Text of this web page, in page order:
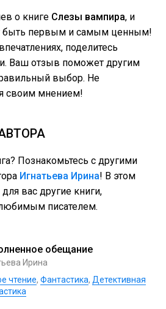
о книге Слезы вампира, и
быть первым и самым ценным!
поделитесь
Ваш отзыв поможет другим
выбор. Не
своим мнением!
Познакомьтесь с другими
Игнатьева Ирина! В этом
вас другие книги,
писателем.
обещание
Ирина
чтение, Фантастика, Детективная